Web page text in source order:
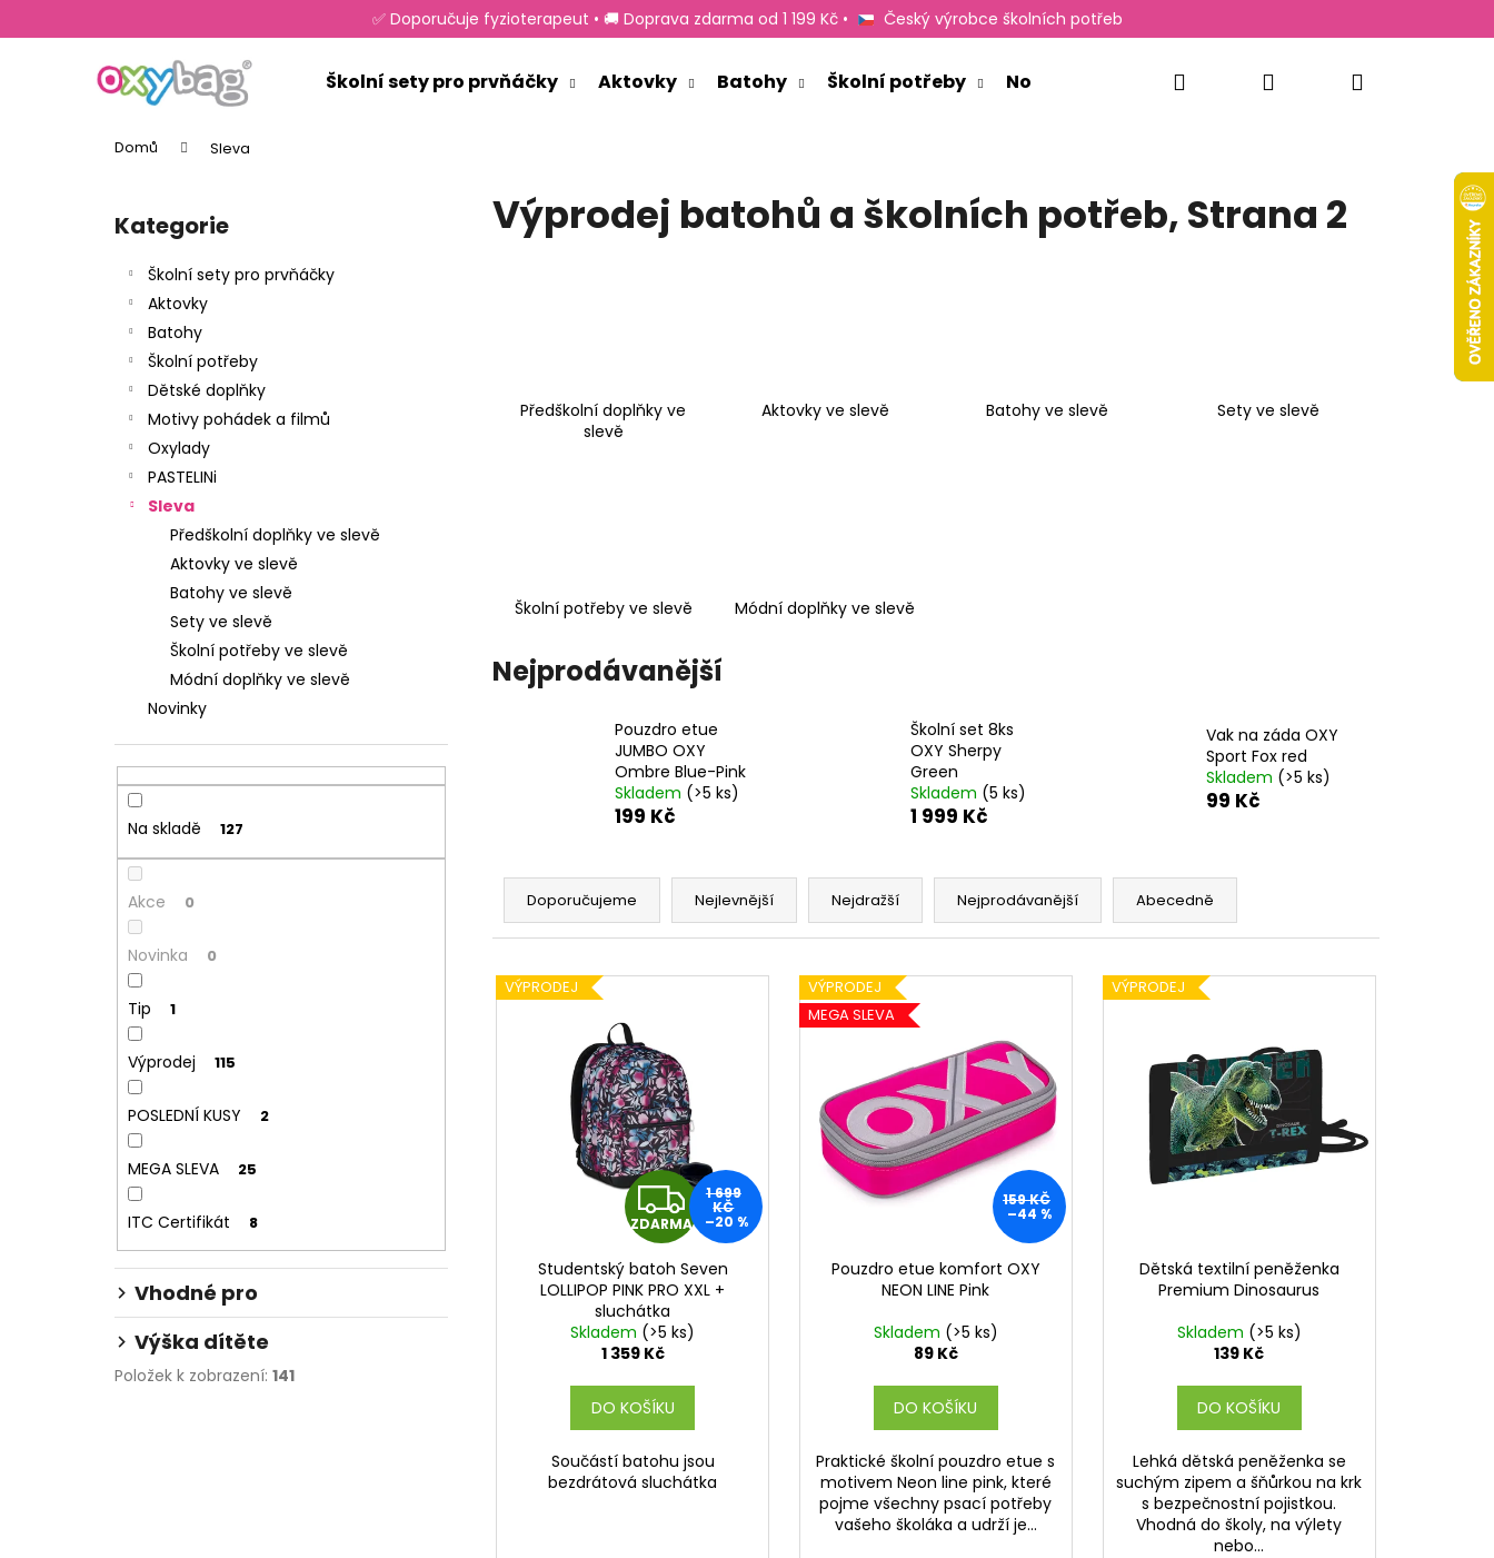
✅ Doporučuje fyzioterapeut • 🚚 Doprava zdarma od 1 199 Kč • Český výrobce školních potřeb
Školní sety pro prvňáčky Aktovky Batohy Školní potřeby Novinky OxyladyHledat PřihlášeníNákupní
Domů Sleva
Přeskočit
kategorie
Kategorie
Školní sety pro prvňáčky
Aktovky
Batohy
Školní potřeby
Dětské doplňky
Motivy pohádek a filmů
Oxylady
PASTELINi
Sleva
Předškolní doplňky ve slevě
Aktovky ve slevě
Batohy ve slevě
Sety ve slevě
Školní potřeby ve slevě
Módní doplňky ve slevě
Novinky
Na skladě 127
Akce 0
Novinka 0
Tip 1
Výprodej 115
POSLEDNÍ KUSY 2
MEGA SLEVA 25
ITC Certifikát 8
Vhodné pro
Výška dítěte
Položek k zobrazení: 141
Výprodej batohů a školních potřeb, Strana 2
Předškolní doplňky ve
slevě
Aktovky ve slevě Batohy ve slevě Sety ve slevě
Školní potřeby ve slevě Módní doplňky ve slevě
Nejprodávanější
Pouzdro etue
JUMBO OXY
Ombre Blue-Pink
Skladem (>5 ks)
199 Kč
Školní set 8ks
OXY Sherpy
Green
Skladem (5 ks)
1 999 Kč
Vak na záda OXY
Sport Fox red
Skladem (>5 ks)
99 Kč
Ř
z
n
Doporučujeme Nejlevnější Nejdražší Nejprodávanější Abecedně
V
ýVÝPRODEJ
Z
D
A
R
M
A
ZDARMA
1 699
KČ
–20 %
Studentský batoh Seven
LOLLIPOP PINK PRO XXL +
sluchátka
Skladem (>5 ks)
1 359 Kč
DO KOŠÍKU
Součástí batohu jsou
bezdrátová sluchátka
VÝPRODEJ
MEGA SLEVA
159 KČ
–44 %
Pouzdro etue komfort OXY
NEON LINE Pink
Skladem (>5 ks)
89 Kč
DO KOŠÍKU
Praktické školní pouzdro etue s
motivem Neon line pink, které
pojme všechny psací potřeby
vašeho školáka a udrží je...
VÝPRODEJ
Dětská textilní peněženka
Premium Dinosaurus
Skladem (>5 ks)
139 Kč
DO KOŠÍKU
Lehká dětská peněženka se
suchým zipem a šňůrkou na krk
s bezpečnostní pojistkou.
Vhodná do školy, na výlety
nebo...
o
HLEDAT
STUDENTSKÝ BATOH OXY SCOOLER
DOTS PINK
1 449 Kč